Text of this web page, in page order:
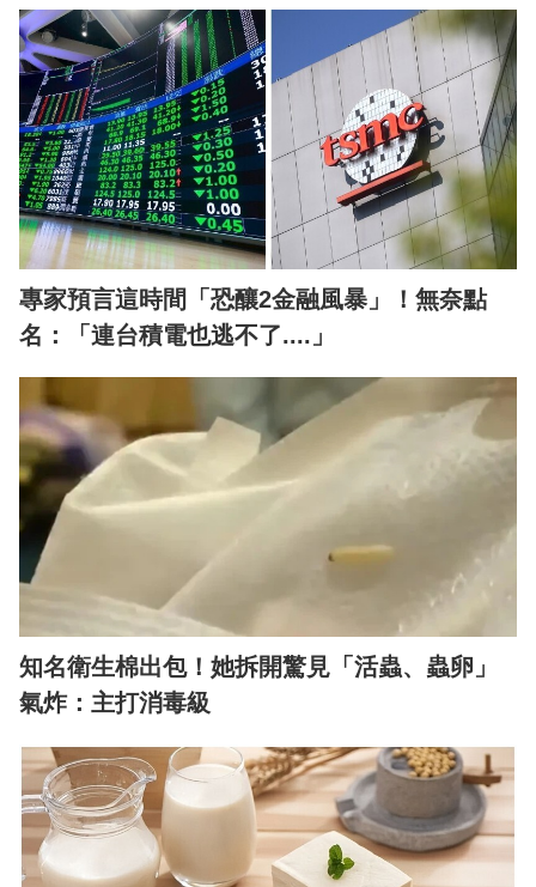
專家預言這時間「恐釀2金融風暴」！無奈點
名：「連台積電也逃不了....」
知名衛生棉出包！她拆開驚見「活蟲、蟲卵」
氣炸：主打消毒級